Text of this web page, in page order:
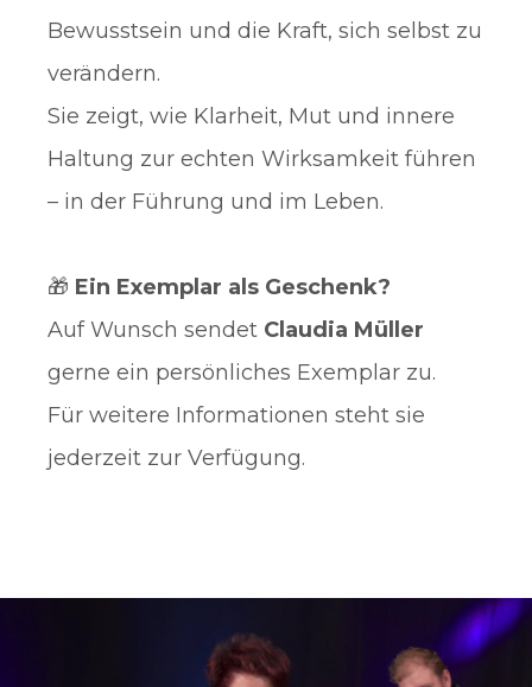
Bewusstsein und die Kraft, sich selbst zu
verändern.
Sie zeigt, wie Klarheit, Mut und innere
Haltung zur echten Wirksamkeit führen
– in der Führung und im Leben.
🎁 Ein Exemplar als Geschenk?
Auf Wunsch sendet Claudia Müller
gerne ein persönliches Exemplar zu.
Für weitere Informationen steht sie
jederzeit zur Verfügung.